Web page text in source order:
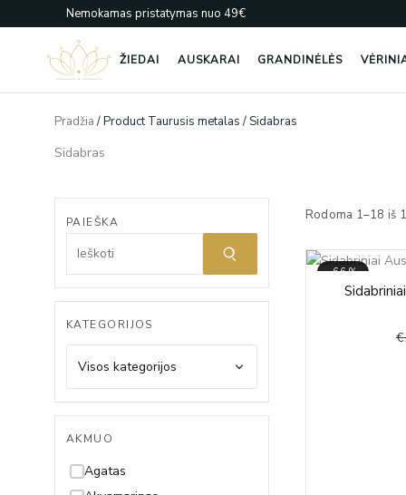
prie
Nemokamas pristatymas nuo 49€
ŽIEDAI AUSKARAI GRANDINĖLĖS
Pradžia/ Product Taurusis metalas / Sidabras
Sidabras
PAIEŠKA
KATEGORIJOS
Visos kategorijos
AKMUO
Agatas
Rodoma 1–18 iš
-66%
€